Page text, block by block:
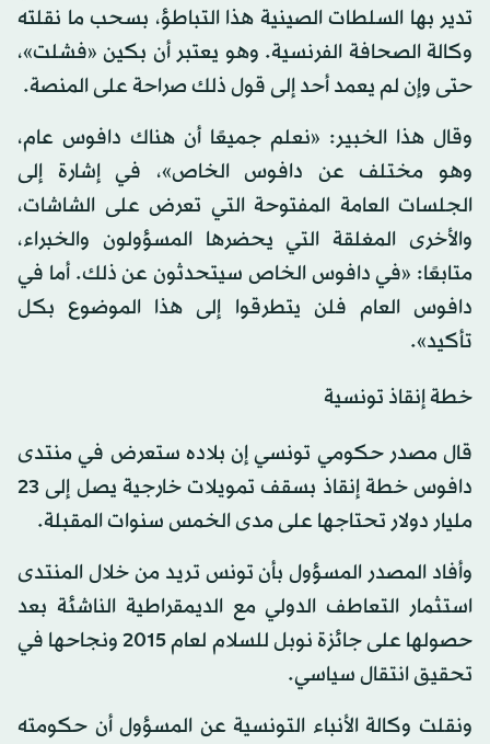
تدير بها السلطات الصينية هذا التباطؤ، بسحب ما نقلته
وكالة الصحافة الفرنسية. وهو يعتبر أن بكين «فشلت»،
حتى وإن لم يعمد أحد إلى قول ذلك صراحة على المنصة.
وقال هذا الخبير: «نعلم جميعًا أن هناك دافوس عام،
وهو مختلف عن دافوس الخاص»، في إشارة إلى
الجلسات العامة المفتوحة التي تعرض على الشاشات،
والأخرى المغلقة التي يحضرها المسؤولون والخبراء،
متابعًا: «في دافوس الخاص سيتحدثون عن ذلك. أما في
دافوس العام فلن يتطرقوا إلى هذا الموضوع بكل
تأكيد».
خطة إنقاذ تونسية
قال مصدر حكومي تونسي إن بلاده ستعرض في منتدى
دافوس خطة إنقاذ بسقف تمويلات خارجية يصل إلى 23
مليار دولار تحتاجها على مدى الخمس سنوات المقبلة.
وأفاد المصدر المسؤول بأن تونس تريد من خلال المنتدى
استثمار التعاطف الدولي مع الديمقراطية الناشئة بعد
حصولها على جائزة نوبل للسلام لعام 2015 ونجاحها في
تحقيق انتقال سياسي.
ونقلت وكالة الأنباء التونسية عن المسؤول أن حكومته